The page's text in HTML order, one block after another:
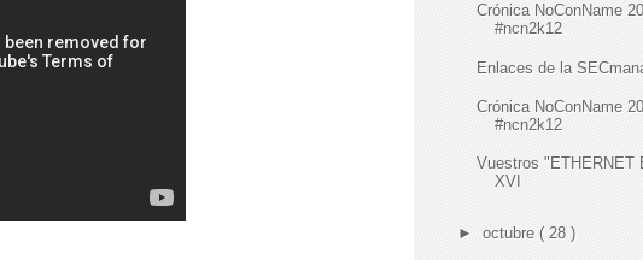
Crónica NoConName
#ncn2k12
Enlaces de la
Crónica NoConName
#ncn2k12
Vuestros "ETHERNET
XVI
► octubre ( 28 )